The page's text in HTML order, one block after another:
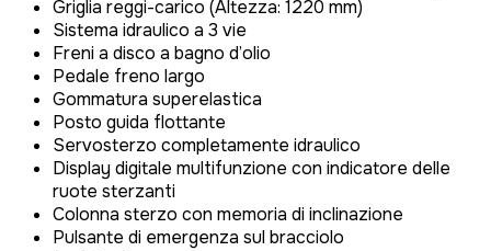
Griglia reggi-carico (Altezza: 1220 mm)
Sistema idraulico a 3 vie
Freni a disco a bagno d’olio
Pedale freno largo
Gommatura superelastica
Posto guida flottante
Servosterzo completamente idraulico
Display digitale multifunzione con indicatore delle
ruote sterzanti
Colonna sterzo con memoria di inclinazione
Pulsante di emergenza sul bracciolo